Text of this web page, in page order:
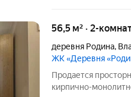
56,5 м² · 2-
деревня Родина,
ЖК «Деревня
Продается
кирпично-